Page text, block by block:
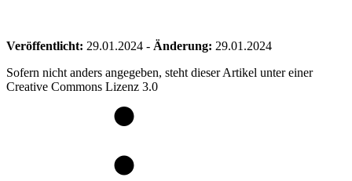
Veröffentlicht: 29.01.2024 - Änderung: 29.01.2024
Sofern nicht anders angegeben, steht dieser Artikel unter einer
Creative Commons Lizenz 3.0